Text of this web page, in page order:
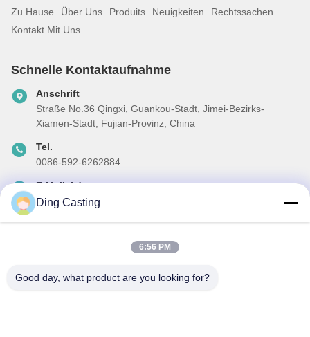
Zu Hause Über Uns Produits Neuigkeiten
Rechtssachen
Kontakt Mit Uns
Schnelle Kontaktaufnahme
Anschrift
Straße No.36 Qingxi, Guankou-Stadt, Jimei-Bezirks-
Xiamen-Stadt, Fujian-Provinz, China
Tel.
0086-592-6262884
E-Mail-Adresse
dzivy@idzxm.cn
Abonnieren Sie unseren Newsletter für Rabatte und mehr.
Ding Casting
6:56 PM
Good day, what product are you looking for?